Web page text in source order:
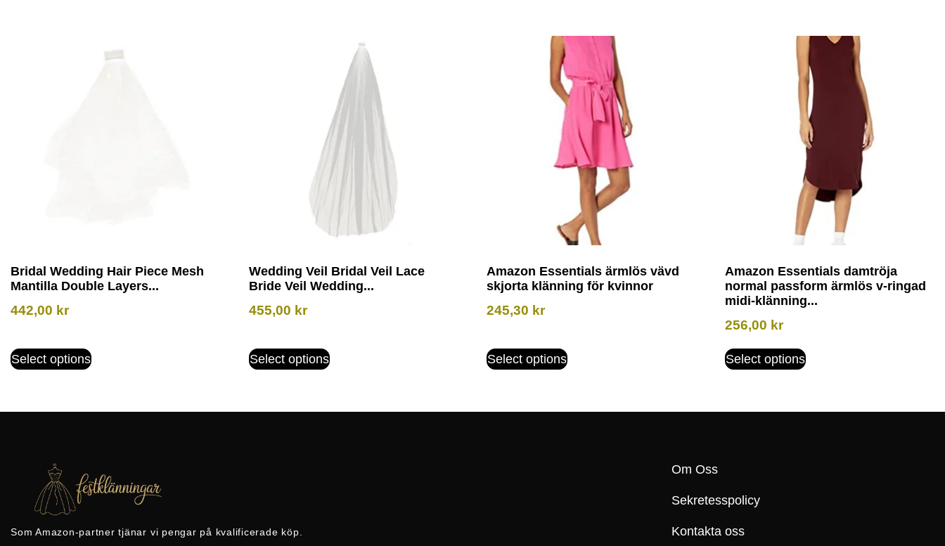
Bridal Wedding Hair Piece Mesh
Mantilla Double Layers...
442,00 kr
Select options
Wedding Veil Bridal Veil Lace
Bride Veil Wedding...
455,00 kr
Select options
Amazon Essentials ärmlös vävd
skjorta klänning för kvinnor
245,30 kr
Select options
Amazon Essentials damtröja
normal passform ärmlös v-ringad
midi-klänning...
256,00 kr
Select options
Som Amazon-partner tjänar vi pengar på kvalificerade köp.
Om Oss
Sekretesspolicy
Kontakta oss